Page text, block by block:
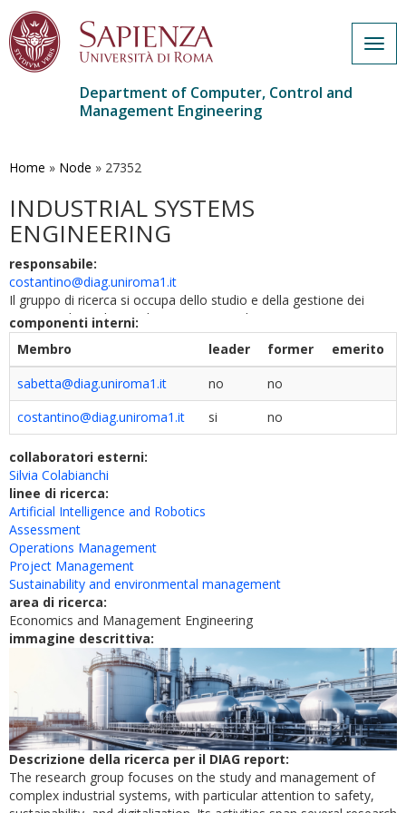
main
Department of Computer, Control and
Management Engineering
Home » Node » 27352
INDUSTRIAL SYSTEMS
ENGINEERING
responsabile:
costantino@diag.uniroma1.it
Il gruppo di ricerca si occupa dello studio e della gestione dei
sistemi industriali complessi, con particolare attenzione a
sicurezza, sostenibilità e digitalizzazione.…Espandi
componenti interni:
Membro
leader former
emerito
sabetta@diag.uniroma1.it
no
no
costantino@diag.uniroma1.it
si no
collaboratori esterni:
Silvia Colabianchi
linee di ricerca:
Artificial Intelligence and Robotics
Assessment
Operations Management
Project Management
Sustainability and environmental management
area di ricerca:
Economics and Management Engineering
immagine descrittiva:
Descrizione della ricerca per il DIAG report:
The research group focuses on the study and management of
complex industrial systems, with particular attention to safety,